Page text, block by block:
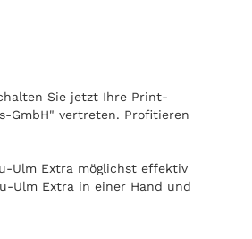
Sie jetzt Ihre Print-
GmbH" vertreten. Profitieren
Ulm Extra möglichst effektiv
Ulm Extra in einer Hand und